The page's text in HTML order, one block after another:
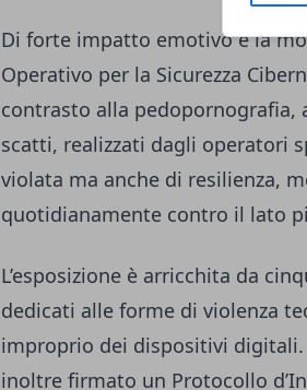
Di forte impatto emotivo è la
Operativo per la Sicurezza
contrasto alla pedopornografia,
scatti, realizzati dagli operatori
violata ma anche di resilienza,
quotidianamente contro il lato
L’esposizione è arricchita da
dedicati alle forme di violenza
improprio dei dispositivi digitali.
inoltre firmato un Protocollo